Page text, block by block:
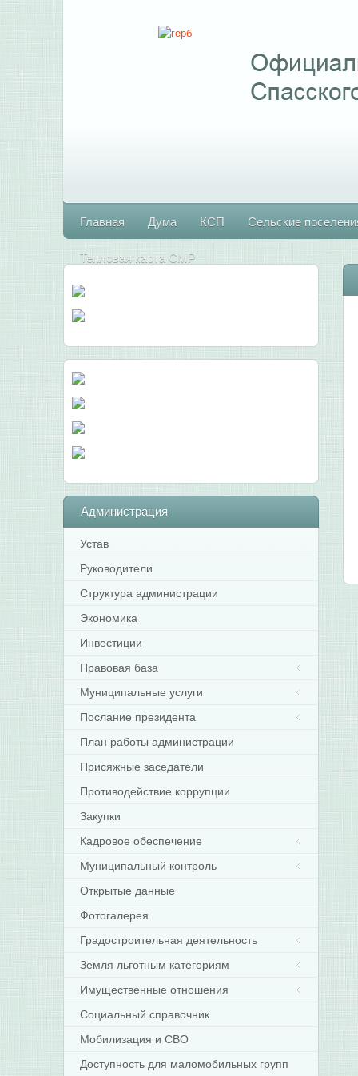
Главная Дума КСП Сельские
Тепловая карта СМР
Администрация
Устав
Руководители
Структура администрации
Экономика
Инвестиции
Правовая база
Муниципальные услуги
Послание президента
План работы администрации
Присяжные заседатели
Противодействие коррупции
Закупки
Кадровое обеспечение
Муниципальный контроль
Открытые данные
Фотогалерея
Градостроительная деятельность
Земля льготным категориям
Имущественные отношения
Социальный справочник
Мобилизация и СВО
Доступность для маломобильных групп